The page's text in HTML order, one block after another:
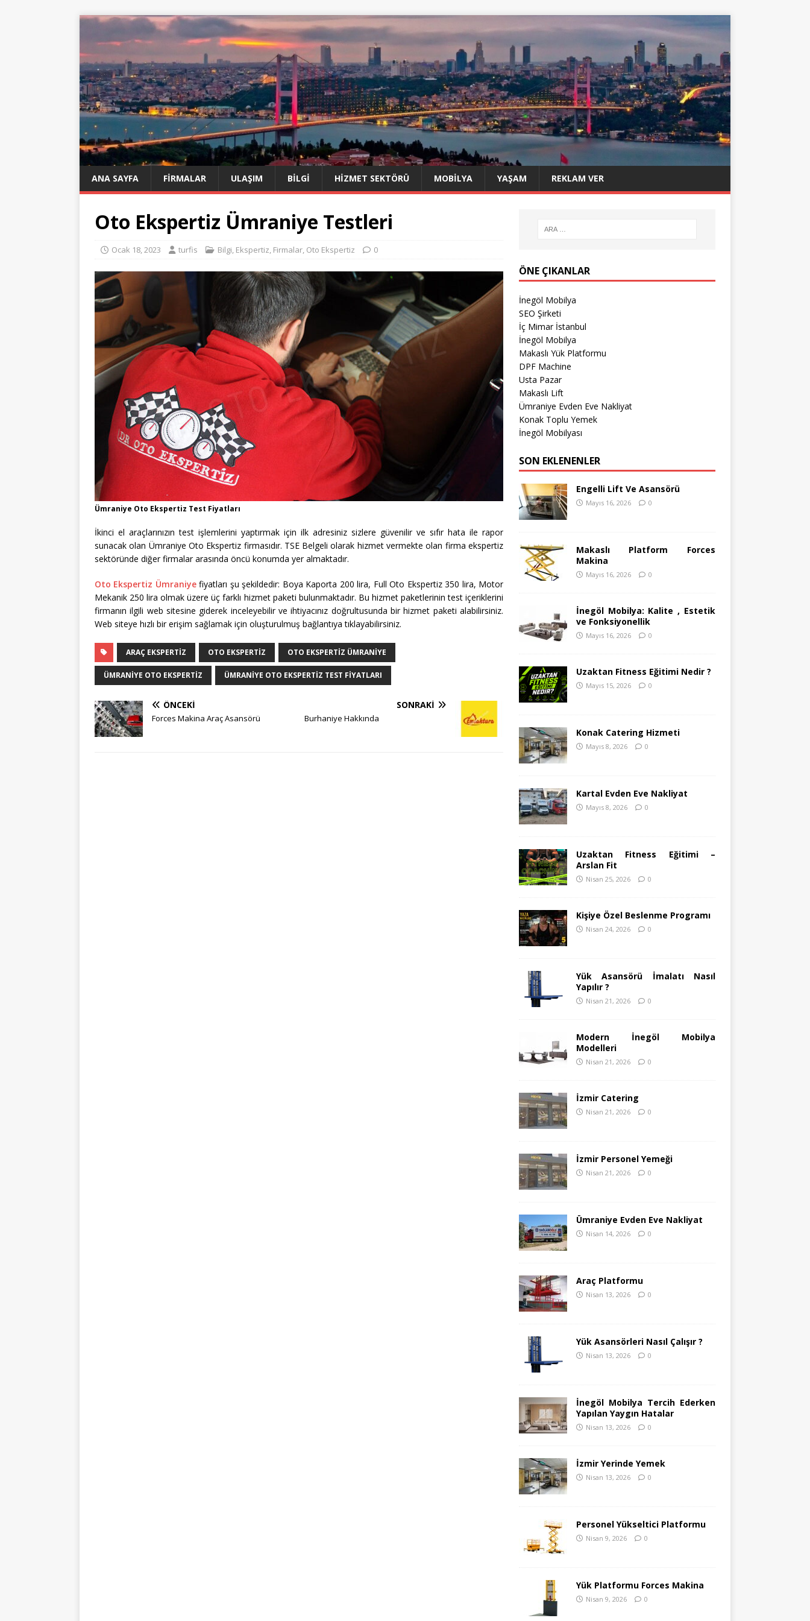
ANA SAYFA FIRMALAR ULAŞIM BILGI HIZMET SEKTÖRÜ MOBILYA YAŞAM REKLAM VER
Oto Ekspertiz Ümraniye Testleri
Ocak 18, 2023 turfis Bilgi, Ekspertiz, Firmalar, Oto Ekspertiz 0
Ümraniye Oto Ekspertiz Test Fiyatları
İkinci el araçlarınızın test işlemlerini yaptırmak için ilk adresiniz sizlere güvenilir ve sıfır hata ile rapor
sunacak olan Ümraniye Oto Ekspertiz firmasıdır. TSE Belgeli olarak hizmet vermekte olan firma ekspertiz
sektöründe diğer firmalar arasında öncü konumda yer almaktadır.
Oto Ekspertiz Ümraniyefiyatları şu şekildedir: Boya Kaporta 200 lira, Full Oto Ekspertiz 350 lira, Motor
Mekanik 250 lira olmak üzere üç farklı hizmet paketi bulunmaktadır. Bu hizmet paketlerinin test içeriklerini
firmanın ilgili web sitesine giderek inceleyebilir ve ihtiyacınız doğrultusunda bir hizmet paketi alabilirsiniz.
Web siteye hızlı bir erişim sağlamak için oluşturulmuş bağlantıya tıklayabilirsiniz.
ARAÇ EKSPERTIZ OTO EKSPERTIZ OTO EKSPERTIZ ÜMRANIYE
ÜMRANIYE OTO EKSPERTIZ ÜMRANIYE OTO EKSPERTIZ TEST FIYATLARI
ÖNCEKI
Forces Makina Araç Asansörü
SONRAKI
Burhaniye Hakkında
ÖNE ÇIKANLAR
İnegöl Mobilya
SEO Şirketi
İç Mimar İstanbul
İnegöl Mobilya
Makaslı Yük Platformu
DPF Machine
Usta Pazar
Makaslı Lift
Ümraniye Evden Eve Nakliyat
Konak Toplu Yemek
İnegöl Mobilyası
SON EKLENENLER
Engelli Lift Ve Asansörü
Mayıs 16, 2026 0
Makaslı Platform Forces
Makina
Mayıs 16, 2026 0
İnegöl Mobilya: Kalite , Estetik
ve Fonksiyonellik
Mayıs 16, 2026 0
Uzaktan Fitness Eğitimi Nedir ?
Mayıs 15, 2026 0
Konak Catering Hizmeti
Mayıs 8, 2026 0
Kartal Evden Eve Nakliyat
Mayıs 8, 2026 0
Uzaktan Fitness Eğitimi –
Arslan Fit
Nisan 25, 2026 0
Kişiye Özel Beslenme Programı
Nisan 24, 2026 0
Yük Asansörü İmalatı Nasıl
Yapılır ?
Nisan 21, 2026 0
Modern İnegöl Mobilya
Modelleri
Nisan 21, 2026 0
İzmir Catering
Nisan 21, 2026 0
İzmir Personel Yemeği
Nisan 21, 2026 0
Ümraniye Evden Eve Nakliyat
Nisan 14, 2026 0
Araç Platformu
Nisan 13, 2026 0
Yük Asansörleri Nasıl Çalışır ?
Nisan 13, 2026 0
İnegöl Mobilya Tercih Ederken
Yapılan Yaygın Hatalar
Nisan 13, 2026 0
İzmir Yerinde Yemek
Nisan 13, 2026 0
Personel Yükseltici Platformu
Nisan 9, 2026 0
Yük Platformu Forces Makina
Nisan 9, 2026 0